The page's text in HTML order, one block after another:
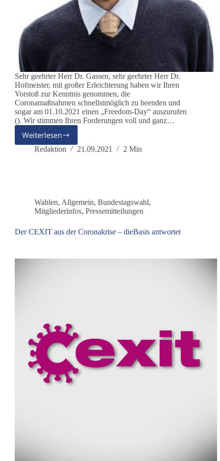
Sehr geehrter Herr Dr. Gassen, sehr geehrter Herr Dr.
Hofmeister, mit großer Erleichterung haben wir Ihren
Vorstoß zur Kenntnis genommen, die
Coronamaßnahmen schnellstmöglich zu beenden und
sogar am 01.10.2021 einen „Freedom-Day“ auszurufen
(). Wir stimmen Ihren Forderungen voll und ganz…
Weiterlesen
Offener
Brief
Kassenärztlichen
Bundesvereinigung
Redaktion 21.09.2021 2 Min
Wahlen, Allgemein, Bundestagswahl,
Mitgliederinfos, Pressemitteilungen
Der CEXIT aus der Coronakrise – dieBasis antwortet